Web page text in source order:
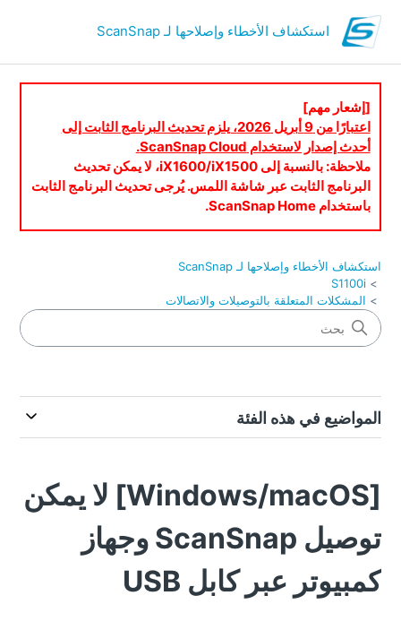
استكشاف الأخطاء وإصلاحها لـ ScanSnap
[إشعار مهم]
اعتبارًا من 9 أبريل 2026، يلزم تحديث البرنامج الثابت إلى
أحدث إصدار لاستخدام ScanSnap Cloud.
ملاحظة: بالنسبة إلى iX1600/iX1500، لا يمكن تحديث
البرنامج الثابت عبر شاشة اللمس. يُرجى تحديث البرنامج الثابت
باستخدام ScanSnap Home.
استكشاف الأخطاء وإصلاحها لـ ScanSnap
S1100i
المشكلات المتعلقة بالتوصيلات والاتصالات
المواضيع في هذه الفئة
[Windows/macOS] لا يمكن
توصيل ScanSnap وجهاز
كمبيوتر عبر كابل USB